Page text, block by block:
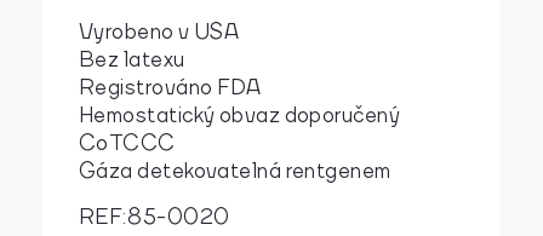
Vyrobeno v USA
Bez latexu
Registrováno FDA
Hemostatický obvaz doporučený
CoTCCC
Gáza detekovatelná rentgenem
REF: 85-0020